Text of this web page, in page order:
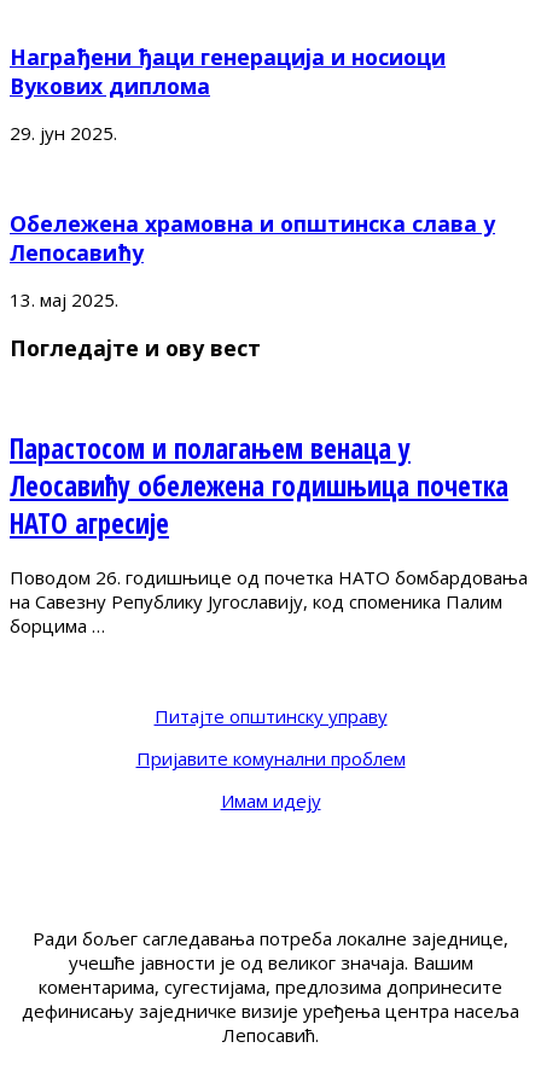
Награђени ђаци генерација и носиоци
Вукових диплома
29. јун 2025.
Обележена храмовна и општинска слава у
Лепосавићу
13. мај 2025.
Погледајте и ову вест
Парастосом и полагањем венаца у
Леосавићу обележена годишњица почетка
НАТО агресије
Поводом 26. годишњице од почетка НАТО бомбардовања
на Савезну Републику Југославију, код споменика Палим
борцима …
Питајте општинску управу
Пријавите комунални проблем
Имам идеју
Ради бољег сагледавања потреба локалне заједнице,
учешће јавности је од великог значаја. Вашим
коментарима, сугестијама, предлозима допринесите
дефинисању заједничке визије уређења центра насеља
Лепосавић.